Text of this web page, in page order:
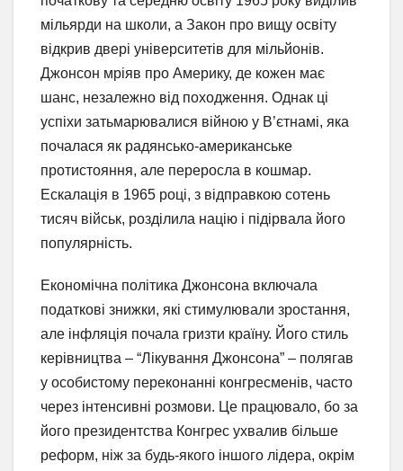
мільярди на школи, а Закон про вищу освіту
відкрив двері університетів для мільйонів.
Джонсон мріяв про Америку, де кожен має
шанс, незалежно від походження. Однак ці
успіхи затьмарювалися війною у В’єтнамі, яка
почалася як радянсько-американське
протистояння, але переросла в кошмар.
Ескалація в 1965 році, з відправкою сотень
тисяч військ, розділила націю і підірвала його
популярність.
Економічна політика Джонсона включала
податкові знижки, які стимулювали зростання,
але інфляція почала гризти країну. Його стиль
керівництва – “Лікування Джонсона” – полягав
у особистому переконанні конгресменів, часто
через інтенсивні розмови. Це працювало, бо за
його президентства Конгрес ухвалив більше
реформ, ніж за будь-якого іншого лідера, окрім